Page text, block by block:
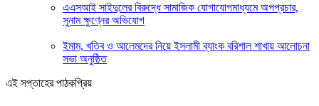
এএসআই সাইদুলের বিরুদ্ধে সামাজিক যোগাযোগমাধ্যমে অপপ্রচার,
সুনাম ক্ষুণ্নের অভিযোগ
ইমাম, খতিব ও আলেমদের নিয়ে ইসলামী ব্যাংক বরিশাল শাখায় আলোচনা
সভা অনুষ্ঠিত
এই সপ্তাহের পাঠকপ্রিয়